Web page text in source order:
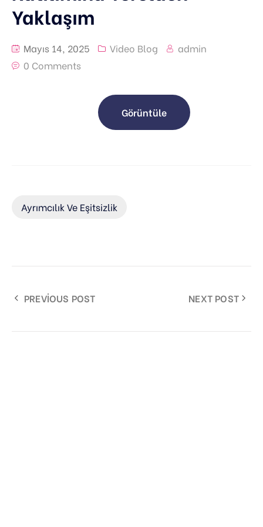
Yaklaşım
Mayıs 14, 2025 Video Blog
admin
0 Comments
Görüntüle
Ayrımcılık Ve Eşitsizlik
PREVIOUS POST NEXT POST